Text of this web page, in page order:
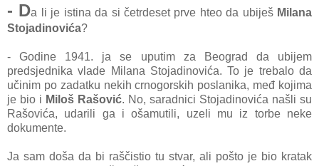
- Da li je istina da si četrdeset prve hteo da ubiješ Milana
Stojadinovića?
- Godine 1941. ja se uputim za Beograd da ubijem
predsjednika vlade Milana Stojadinovića. To je trebalo da
učinim po zadatku nekih crnogorskih poslanika, međ kojima
je bio i Miloš Rašović. No, saradnici Stojadinovića našli su
Rašovića, udarili ga i ošamutili, uzeli mu iz torbe neke
dokumente.
Ja sam doša da bi raščistio tu stvar, ali pošto je bio kratak